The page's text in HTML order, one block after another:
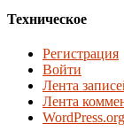
Техническое
Регистрация
Войти
Лента
Лента
WordPress.org